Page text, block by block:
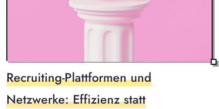
Recruiting-Plattformen und
Netzwerke: Effizienz statt